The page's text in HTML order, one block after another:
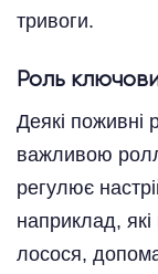
тривоги.
Роль
Деякі поживні
важливою
регулює
наприклад,
лосося,